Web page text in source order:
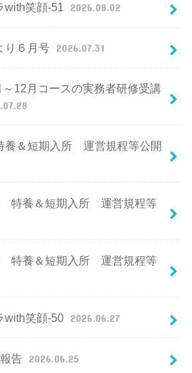
with笑顔-51 2026.08.02
り６月号 2026.07.31
12月コースの実務者研修受講
＆短期入所 運営規程等公開
特養＆短期入所 運営規程等
特養＆短期入所 運営規程等
with笑顔-50 2026.06.27
告 2026.06.25